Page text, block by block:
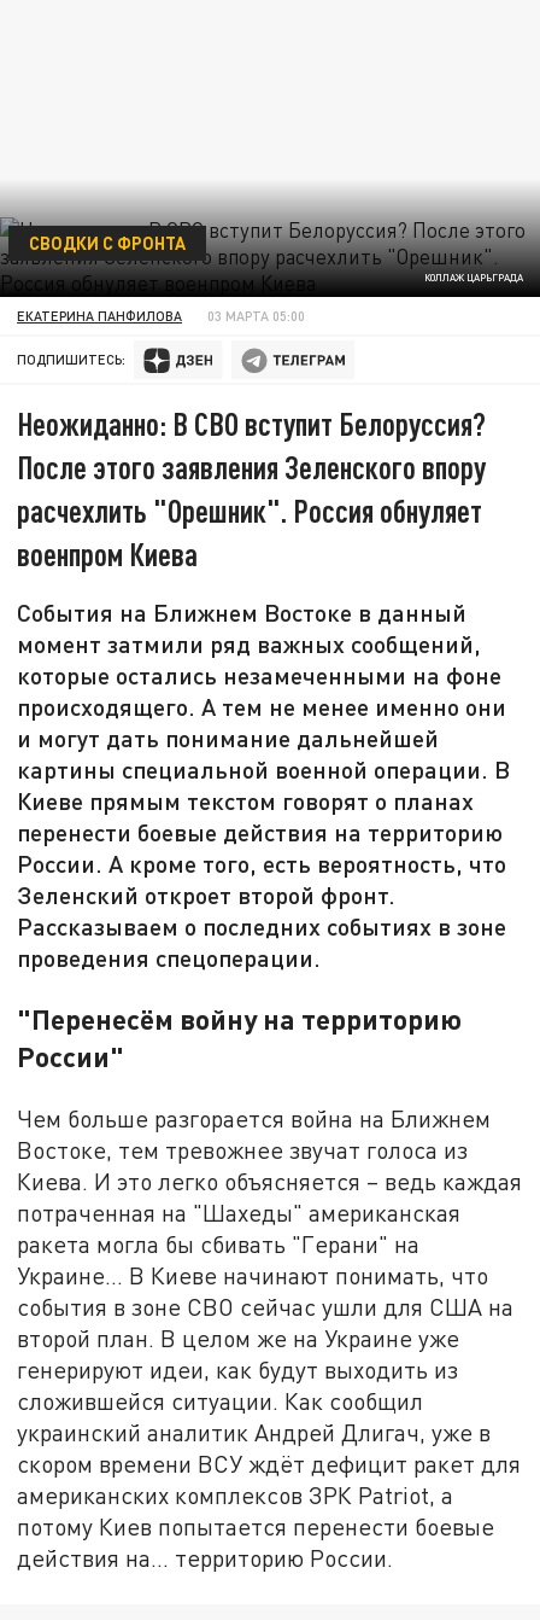
КОЛЛАЖ ЦАРЬГРАДА
СВОДКИ С ФРОНТА
ЕКАТЕРИНА ПАНФИЛОВА 03 МАРТА 05:00
ПОДПИШИТЕСЬ:
Неожиданно: В СВО вступит Белоруссия?
После этого заявления Зеленского впору
расчехлить "Орешник". Россия обнуляет
военпром Киева
События на Ближнем Востоке в данный
момент затмили ряд важных сообщений,
которые остались незамеченными на фоне
происходящего. А тем не менее именно они
и могут дать понимание дальнейшей
картины специальной военной операции. В
Киеве прямым текстом говорят о планах
перенести боевые действия на территорию
России. А кроме того, есть вероятность, что
Зеленский откроет второй фронт.
Рассказываем о последних событиях в зоне
проведения спецоперации.
"Перенесём войну на территорию
России"
Чем больше разгорается война на Ближнем
Востоке, тем тревожнее звучат голоса из
Киева. И это легко объясняется – ведь каждая
потраченная на "Шахеды" американская
ракета могла бы сбивать "Герани" на
Украине... В Киеве начинают понимать, что
события в зоне СВО сейчас ушли для США на
второй план. В целом же на Украине уже
генерируют идеи, как будут выходить из
сложившейся ситуации. Как сообщил
украинский аналитик Андрей Длигач, уже в
скором времени ВСУ ждёт дефицит ракет для
американских комплексов ЗРК Patriot, а
потому Киев попытается перенести боевые
действия на... территорию России.